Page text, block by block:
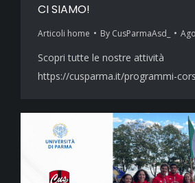
CI SIAMO!
Articoli home By CusParmaAsd_
Scopri tutte le nostre attività
https://cusparma.it/programmi-